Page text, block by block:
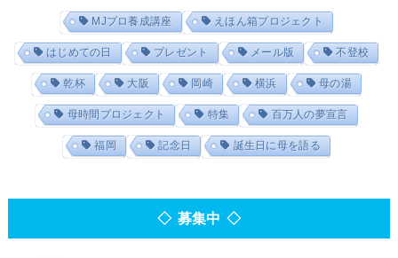
MJプロ養成講座 えほん箱プロジェクト
はじめての日 プレゼント メール版 不登校
乾杯 大阪 岡崎 横浜 母の湯
母時間プロジェクト 特集 百万人の夢宣言
福岡 記念日 誕生日に母を語る
◇ 募集中 ◇